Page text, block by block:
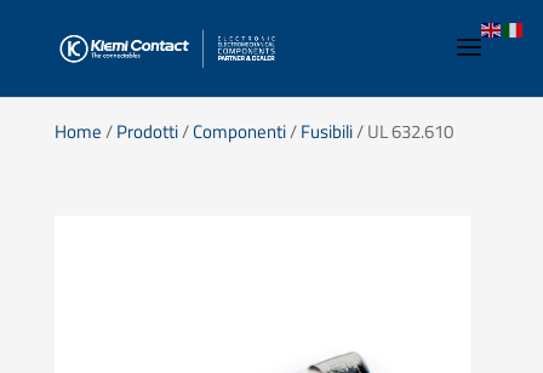
Home/Prodotti/Componenti/Fusibili/ UL 632.610